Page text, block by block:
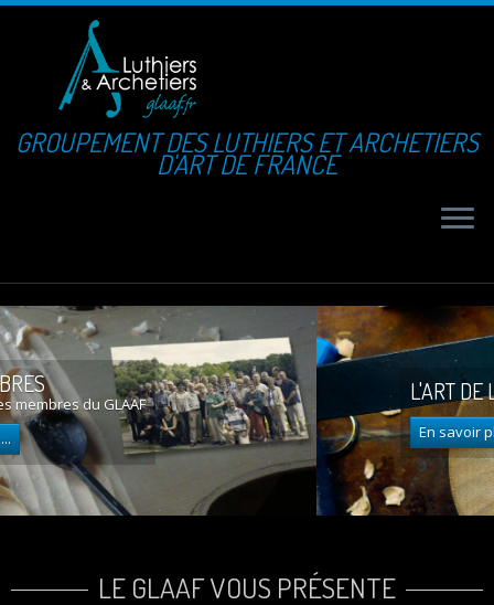
GROUPEMENT DES LUTHIERS ET ARCHETIERS
D'ART DE FRANCE
L'ART DE LA LUTHERIE
En savoir plus...
LE GLAAF VOUS PRÉSENTE